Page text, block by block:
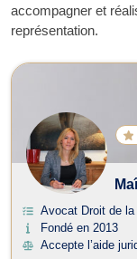
accompagner et
représentation.
Avocat Droit de
Fondé en 2013
Accepte l’aide